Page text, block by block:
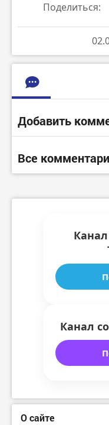
Поделиться:
Добавить
Все
Канал
О сайте